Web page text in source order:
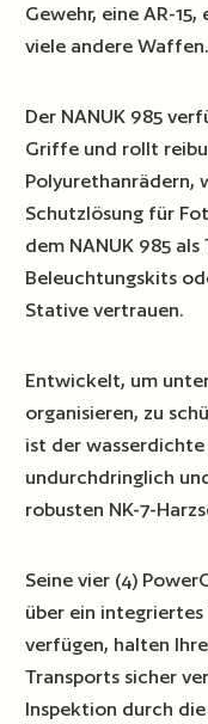
Gewehr, eine AR-
viele andere Waffen.
Der NANUK 985
Griffe und rollt
Polyurethanrädern,
Schutzlösung für
dem NANUK 985
Beleuchtungskits
Stative vertrauen.
Entwickelt, um
organisieren, zu
ist der
undurchdringlich
robusten NK-7-
Seine vier (4)
über ein integriertes
verfügen, halten
Transports sicher
Inspektion durch